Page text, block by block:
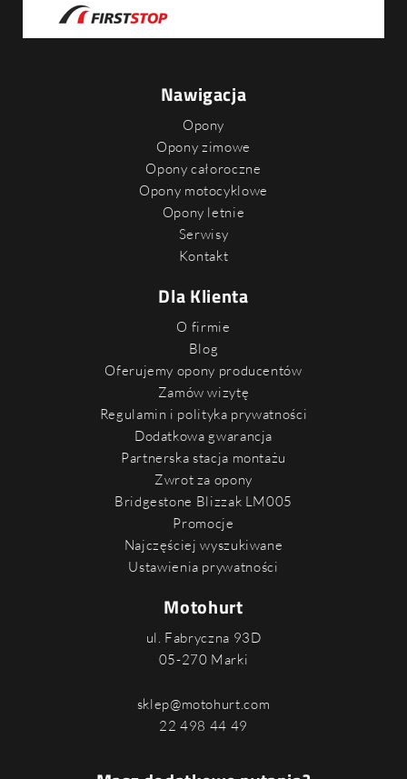
Nawigacja
Opony
Opony zimowe
Opony całoroczne
Opony motocyklowe
Opony letnie
Serwisy
Kontakt
Dla Klienta
O firmie
Blog
Oferujemy opony producentów
Zamów wizytę
Regulamin i polityka prywatności
Dodatkowa gwarancja
Partnerska stacja montażu
Zwrot za opony
Bridgestone Blizzak LM005
Promocje
Najczęściej wyszukiwane
Ustawienia prywatności
Motohurt
ul. Fabryczna 93D
05-270 Marki
sklep@motohurt.com
22 498 44 49